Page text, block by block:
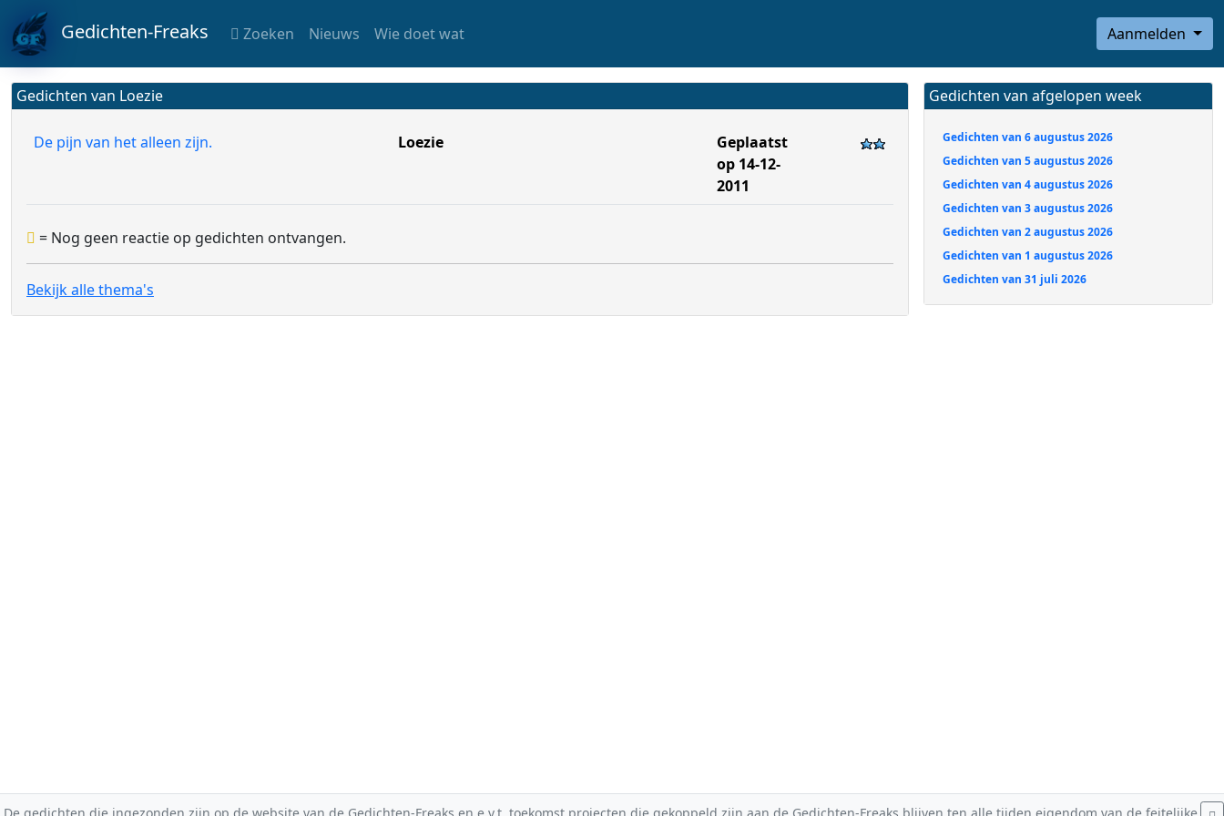
Gedichten-Freaks Zoeken Nieuws Wie doet wat Aanmelden
Gedichten van Loezie
De pijn van het alleen zijn. Loezie
Geplaatst
op 14-12-
2011
= Nog geen reactie op gedichten ontvangen.
Bekijk alle thema's
Gedichten van afgelopen week
Gedichten van 6 augustus 2026
Gedichten van 5 augustus 2026
Gedichten van 4 augustus 2026
Gedichten van 3 augustus 2026
Gedichten van 2 augustus 2026
Gedichten van 1 augustus 2026
Gedichten van 31 juli 2026